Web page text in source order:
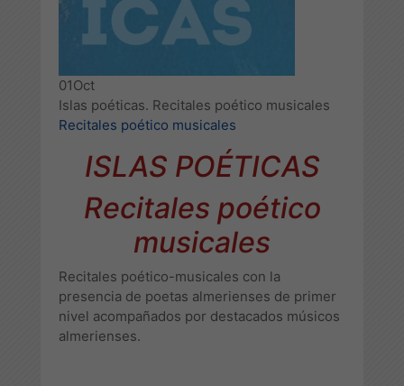
01Oct
Islas poéticas. Recitales poético musicales
Recitales poético musicales
ISLAS POÉTICAS
Recitales poético
musicales
Recitales poético-musicales con la
presencia de poetas almerienses de primer
nivel acompañados por destacados músicos
almerienses.